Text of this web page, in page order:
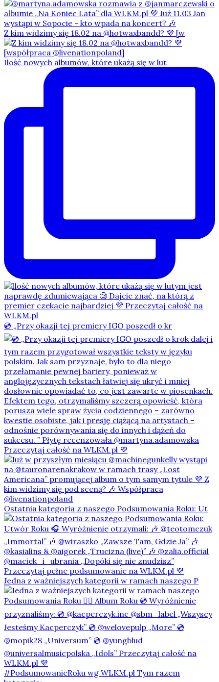
Z kim widzimy się 18.02 na @hotwaxbandd? 💜 [w
Ilość nowych albumów, które ukażą się w lut
💿 „Przy okazji tej premiery IGO poszedł o kr
Ostatnia kategoria z naszego Podsumowania Roku: Ut
Jedna z ważniejszych kategorii w ramach naszego P
#PodsumowanieRoku wg WLKM.pl Tym razem